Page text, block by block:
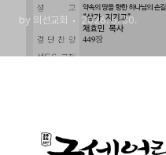
by 의선교회 2026. 5. 30.